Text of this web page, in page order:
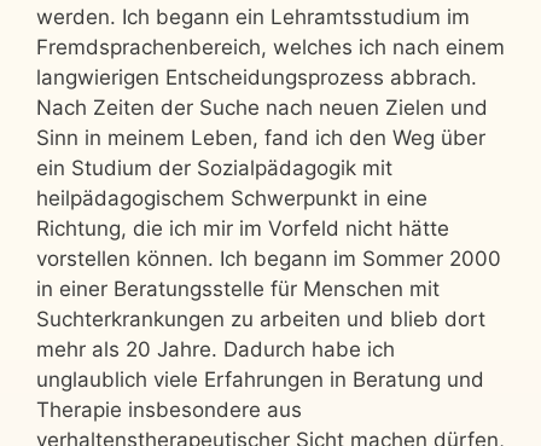
werden. Ich begann ein Lehramtsstudium im
Fremdsprachenbereich, welches ich nach einem
langwierigen Entscheidungsprozess abbrach.
Nach Zeiten der Suche nach neuen Zielen und
Sinn in meinem Leben, fand ich den Weg über
ein Studium der Sozialpädagogik mit
heilpädagogischem Schwerpunkt in eine
Richtung, die ich mir im Vorfeld nicht hätte
vorstellen können. Ich begann im Sommer 2000
in einer Beratungsstelle für Menschen mit
Suchterkrankungen zu arbeiten und blieb dort
mehr als 20 Jahre. Dadurch habe ich
unglaublich viele Erfahrungen in Beratung und
Therapie insbesondere aus
verhaltenstherapeutischer Sicht machen dürfen,